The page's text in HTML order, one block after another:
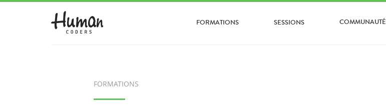
FORMATIONS SESSIONS COMMUNAUTÉ
FORMATIONS